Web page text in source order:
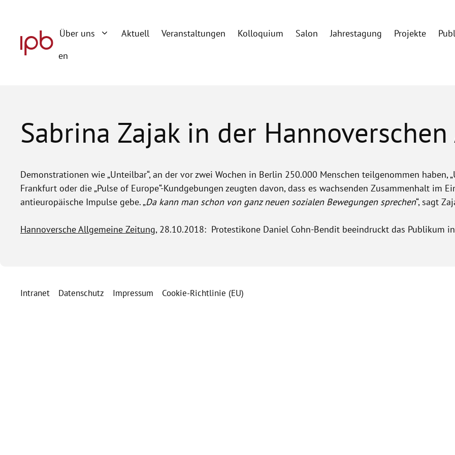
springen
Über uns Aktuell Veranstaltungen Kolloquium Salon Jahrestagung Projekte
en
Sabrina Zajak in der
Demonstrationen wie „Unteilbar“, an der vor zwei Wochen in Berlin 250.000 Menschen teilgenommen haben,
Frankfurt oder die „Pulse of Europe“-Kundgebungen zeugten davon, dass es wachsenden Zusammenhalt im
antieuropäische Impulse gebe. „Da kann man schon von ganz neuen sozialen Bewegungen sprechen“, sagt
Hannoversche Allgemeine Zeitung, 28.10.2018: Protestikone Daniel Cohn-Bendit beeindruckt das Publikum
Intranet Datenschutz Impressum Cookie-Richtlinie (EU)